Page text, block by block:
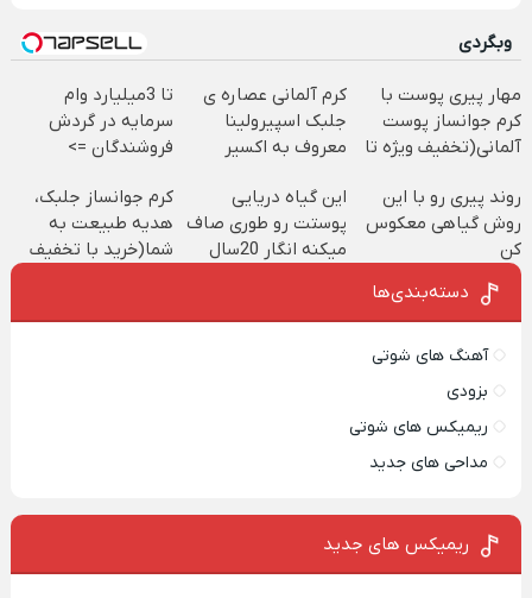
وبگردی
مهار پیری پوست با
کرم جوانساز پوست
آلمانی(تخفیف ویژه تا
کرم آلمانی عصاره ی
جلبک اسپیرولینا
معروف به اکسیر
تا 3میلیارد وام
سرمایه در گردش
فروشندگان =>
کن
روند پیری رو با این
روش گیاهی معکوس
کن
این گیاه دریایی
پوستت رو طوری صاف
میکنه انگار 20سال
کرم جوانساز جلبک،
هدیه طبیعت به
شما(خرید با تخفیف
دسته‌بندی‌ها
آهنگ های شوتی
بزودی
ریمیکس های شوتی
مداحی های جدید
ریمیکس‌ های جدید